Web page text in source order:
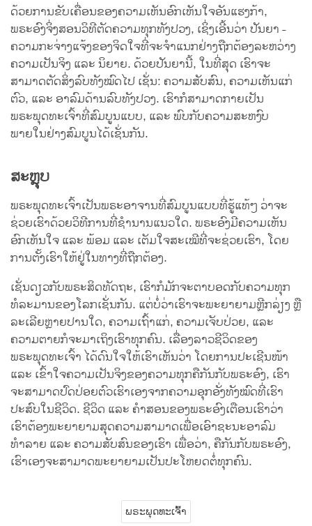
ດ້ວຍການຂັບເຄື່ອນຂອງຄວາມເຫັນອົກເຫັນໃຈອັນແຮງກ້າ,
ພຣະອົງຈິ່ງສອນວິທີຕັດຄວາມທຸກທັງປວງ, ເຊິ່ງເອີ້ນວ່າ ປັນຍາ -
ຄວາມກະຈ່າງແຈ້ງຂອງຈິດໃຈທີ່ຈະຈໍາແນກຢ່າງຖືກຕ້ອງລະຫວ່າງ
ຄວາມເປັນຈິງ ແລະ ນິຍາຍ. ດ້ວຍປັນຍານີ້, ໃນທີ່ສຸດ ເຮົາຈະ
ສາມາດຕັດສິ່ງລົບທັງໝົດໄປ ເຊັ່ນ: ຄວາມສັບສົນ, ຄວາມເຫັນແກ່
ຕົວ, ແລະ ອາລົມດ້ານລົບທັງປວງ. ເຮົາກໍສາມາດກາຍເປັນ
ພຣະພຸດທະເຈົ້າທີ່ສົມບູນແບບ, ແລະ ພົບກັບຄວາມສະຫງົບ
ພາຍໃນຢ່າງສົມບູນໄດ້ເຊັ່ນກັນ.
ສະຫຼຸບ
ພຣະພຸດທະເຈົ້າເປັນພຣະອາຈານທີ່ສົມບູນແບບທີ່ຮູ້ແທ້ໆ ວ່າຈະ
ຊ່ວຍເຮົາດ້ວຍວິທີການທີ່ຊໍານານແນວໃດ. ພຣະອົງມີຄວາມເຫັນ
ອົກເຫັນໃຈ ແລະ ພ້ອມ ແລະ ເຕັມໃຈສະເໝີທີ່ຈະຊ່ວຍເຮົາ, ໂດຍ
ການຕັ້ງເຮົາໃຫ້ຢູ່ໃນທາງທີ່ຖືກຕ້ອງ.
ເຊັ່ນດຽວກັບພຣະສິດທັດຖະ, ເຮົາກໍມັກຈະຕາບອດກັບຄວາມທຸກ
ທໍລະມານຂອງໂລກເຊັ່ນກັນ. ແຕ່ບໍ່ວ່າເຮົາຈະພະຍາຍາມຫຼີກລ່ຽງ ຫຼື
ລະເລີຍຫຼາຍປານໃດ, ຄວາມເຖົ້າແກ່, ຄວາມເຈັບປ່ວຍ, ແລະ
ຄວາມຕາຍກໍຈະມາເຖິງເຮົາທຸກຄົນ. ເລື່ອງລາວຊີວິດຂອງ
ພຣະພຸດທະເຈົ້າ ໄດ້ດົນໃຈໃຫ້ເຮົາເຫັນວ່າ ໂດຍການປະເຊີນໜ້າ
ແລະ ເຂົ້າໃຈຄວາມເປັນຈິງຂອງຄວາມທຸກຄືກັນກັບພຣະອົງ, ເຮົາ
ຈະສາມາດປົດປ່ອຍຕົວເຮົາເອງຈາກຄວາມອຸກອັ່ງທັງໝົດທີ່ເຮົາ
ປະສົບໃນຊີວິດ. ຊີວິດ ແລະ ຄໍາສອນຂອງພຣະອົງເຕືອນເຮົາວ່າ
ເຮົາຕ້ອງພະຍາຍາມສຸດຄວາມສາມາດເພື່ອເອົາຊະນະອາລົມ
ທຳລາຍ ແລະ ຄວາມສັບສົນຂອງເຮົາ ເພື່ອວ່າ, ຄືກັນກັບພຣະອົງ,
ເຮົາເອງຈະສາມາດພະຍາຍາມເປັນປະໂຫຍດຕໍ່ທຸກຄົນ.
ພຣະພຸດທະເຈົ້າ